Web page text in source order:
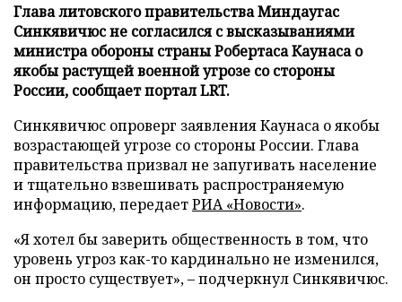
Глава литовского правительства Миндаугас
Синкявичюс не согласился с высказываниями
министра обороны страны Робертаса Каунаса о
якобы растущей военной угрозе со стороны
России, сообщает портал LRT.
Синкявичюс опроверг заявления Каунаса о якобы
возрастающей угрозе со стороны России. Глава
правительства призвал не запугивать население
и тщательно взвешивать распространяемую
информацию, передаетРИА «Новости».
«Я хотел бы заверить общественность в том, что
уровень угроз как-то кардинально не изменился,
он просто существует», – подчеркнул Синкявичюс.